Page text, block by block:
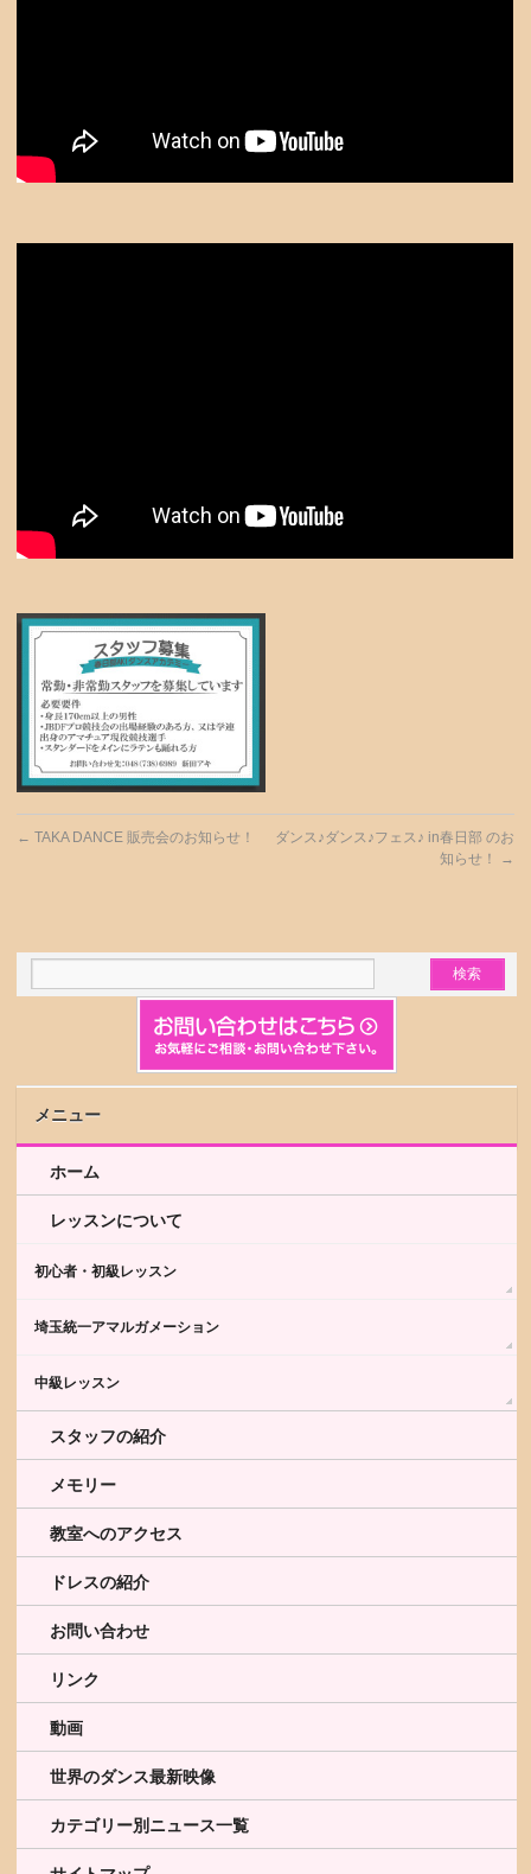
← TAKA DANCE 販売会のお知らせ！
ダンス♪ダンス♪フェス♪ in春日部 のお
知らせ！
→
メニュー
ホーム
レッスンについて
初心者・初級レッスン
埼玉統一アマルガメーション
中級レッスン
スタッフの紹介
メモリー
教室へのアクセス
ドレスの紹介
お問い合わせ
リンク
動画
世界のダンス最新映像
カテゴリー別ニュース一覧